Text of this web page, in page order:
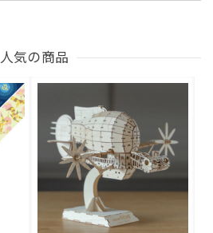
人気の商品